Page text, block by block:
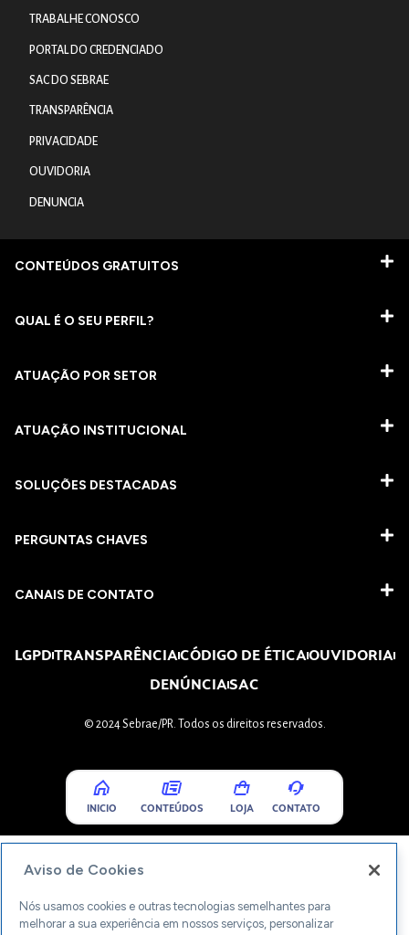
TRABALHE CONOSCO
PORTAL DO CREDENCIADO
SAC DO SEBRAE
TRANSPARÊNCIA
PRIVACIDADE
OUVIDORIA
DENUNCIA
CONTEÚDOS GRATUITOS
QUAL É O SEU PERFIL?
ATUAÇÃO POR SETOR
ATUAÇÃO INSTITUCIONAL
SOLUÇÕES DESTACADAS
PERGUNTAS CHAVES​
CANAIS DE CONTATO
LGPDTRANSPARÊNCIACÓDIGO DE ÉTICAOUVIDORIA
DENÚNCIASAC
© 2024 Sebrae/PR. Todos os direitos reservados.
INICIO CONTEÚDOS LOJA CONTATO
Aviso de Cookies
Nós usamos cookies e outras tecnologias semelhantes para
melhorar a sua experiência em nossos serviços, personalizar